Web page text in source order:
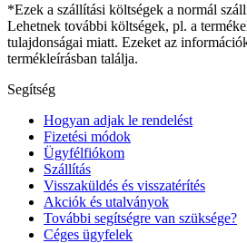
*Ezek a szállítási költségek a normál
Lehetnek további költségek, pl. a
tulajdonságai miatt. Ezeket az
termékleírásban találja.
Segítség
Hogyan adjak le rendelést
Fizetési módok
Ügyfélfiókom
Szállítás
Visszaküldés és visszatérítés
Akciók és utalványok
További segítségre van szüksége?
Céges ügyfelek